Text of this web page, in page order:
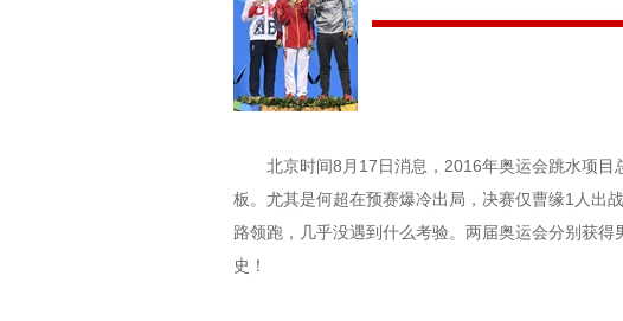
北京时间8月17日消息，2016年奥运会跳水项目
板。尤其是何超在预赛爆冷出局，决赛仅曹缘1人出
路领跑，几乎没遇到什么考验。两届奥运会分别获
史！